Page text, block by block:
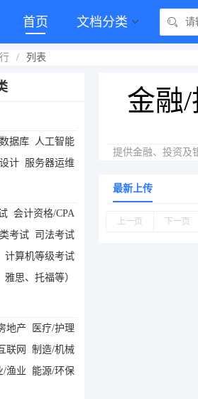
首页 文档分类
/ 列表
数据库 人工智能
计 服务器运维
会计资格/CPA
考试
司法考试
计算机等级考试
思、托福等）
地产
医疗/护理
联网
制造/机械
/渔业
能源/环保
金融
提供金融、投资及
最新上传
上一页 下一页